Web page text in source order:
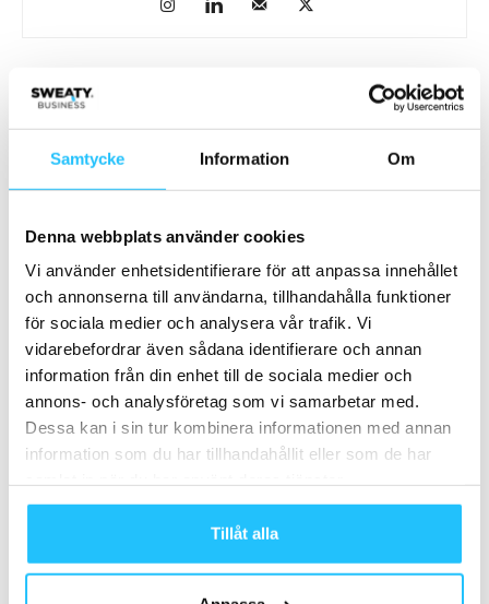
Samtycke Information Om
Denna webbplats använder cookies
Vi använder enhetsidentifierare för att anpassa innehållet
och annonserna till användarna, tillhandahålla funktioner
för sociala medier och analysera vår trafik. Vi
vidarebefordrar även sådana identifierare och annan
information från din enhet till de sociala medier och
annons- och analysföretag som vi samarbetar med.
Dessa kan i sin tur kombinera informationen med annan
information som du har tillhandahållit eller som de har
Tillåt alla
Relaterade artiklar Mer av samma författare
ClassPass justerar modellen – stärker
Bruce Studios söker Head of B2B
Bruce Studios söker Chief Growth